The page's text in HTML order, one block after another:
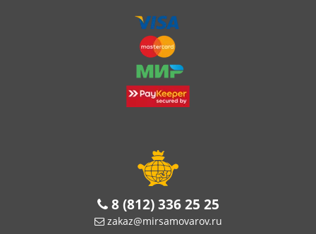
8 (812) 336 25 25
zakaz@mirsamovarov.ru